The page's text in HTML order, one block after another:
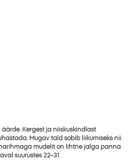
Kergest ja niiskuskindlast
Mugav tald sobib liikumiseks nii
mudelit on lihtne jalga panna
suurustes 22–31.